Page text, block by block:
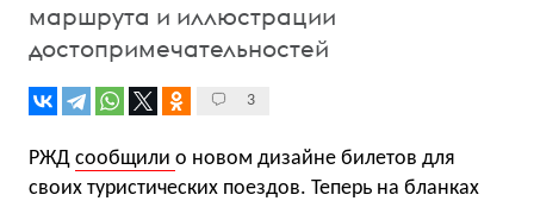
маршрута и иллюстрации
достопримечательностей
3
РЖД сообщили о новом дизайне билетов для
своих туристических поездов. Теперь на бланках